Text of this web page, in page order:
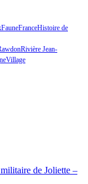
FauneFranceHistoire de
Rivière Jean-
Village
de Joliette –